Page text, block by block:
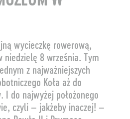
wycieczkę rowerową,
niedzielę 8 września. Tym
z najważniejszych
Koła aż do
I do najwyżej położonego
czyli – jakżeby inaczej! –